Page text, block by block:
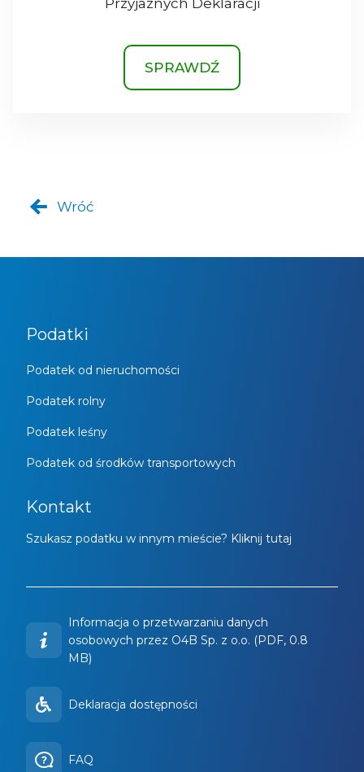
SPRAWDŹ
Wróć
Podatki
Podatek od nieruchomości
Podatek rolny
Podatek leśny
Podatek od środków transportowych
Kontakt
Szukasz podatku w innym mieście? Kliknij tutaj
Informacja o przetwarzaniu danych
osobowych przez O4B Sp. z o.o. (PDF, 0.8
MB)
Deklaracja dostępności
FAQ